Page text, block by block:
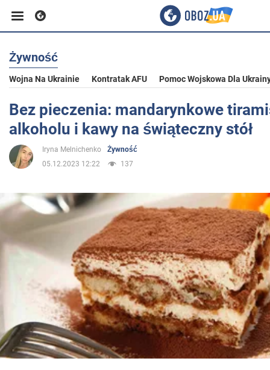
Biznes
Sport
Rozrywka
Polityka
Społeczeństwo
Wojna na Ukrainie
Świat
Żywność
Wojna Na Ukrainie Kontratak AFU Pomoc Wojskowa Dla
Bez pieczenia: mandarynkowe
alkoholu i kawy na świąteczny stół
Iryna Melnichenko
Żywność
05.12.2023 12:22
137